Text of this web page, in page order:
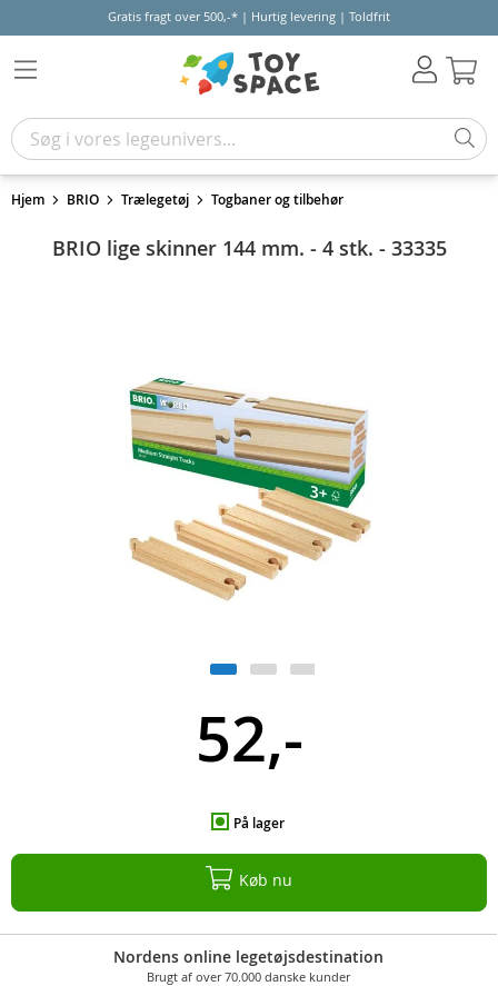
Gratis fragt over 500,-* | Hurtig levering | Toldfrit
Hjem BRIO Trælegetøj Togbaner og tilbehør
BRIO lige skinner 144 mm. - 4 stk. - 33335
52,-
På lager
Køb nu
Nordens online legetøjsdestination
Brugt af over 70.000 danske kunder